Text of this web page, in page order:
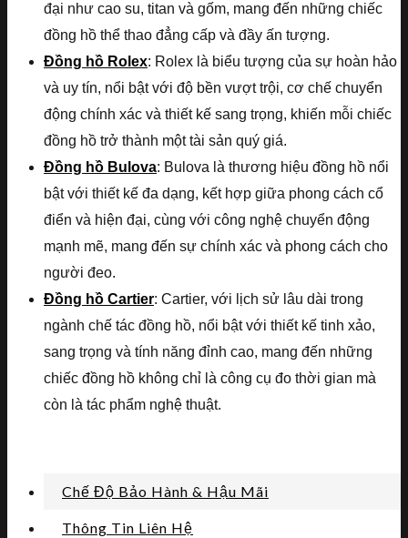
đại như cao su, titan và gốm, mang đến những chiếc
đồng hồ thể thao đẳng cấp và đầy ấn tượng.
Đồng hồ Rolex: Rolex là biểu tượng của sự hoàn hảo
và uy tín, nổi bật với độ bền vượt trội, cơ chế chuyển
động chính xác và thiết kế sang trọng, khiến mỗi chiếc
đồng hồ trở thành một tài sản quý giá.
Đồng hồ Bulova: Bulova là thương hiệu đồng hồ nổi
bật với thiết kế đa dạng, kết hợp giữa phong cách cổ
điển và hiện đại, cùng với công nghệ chuyển động
mạnh mẽ, mang đến sự chính xác và phong cách cho
người đeo.
Đồng hồ Cartier: Cartier, với lịch sử lâu dài trong
ngành chế tác đồng hồ, nổi bật với thiết kế tinh xảo,
sang trọng và tính năng đỉnh cao, mang đến những
chiếc đồng hồ không chỉ là công cụ đo thời gian mà
còn là tác phẩm nghệ thuật.
Chế Độ Bảo Hành & Hậu Mãi
Thông Tin Liên Hệ